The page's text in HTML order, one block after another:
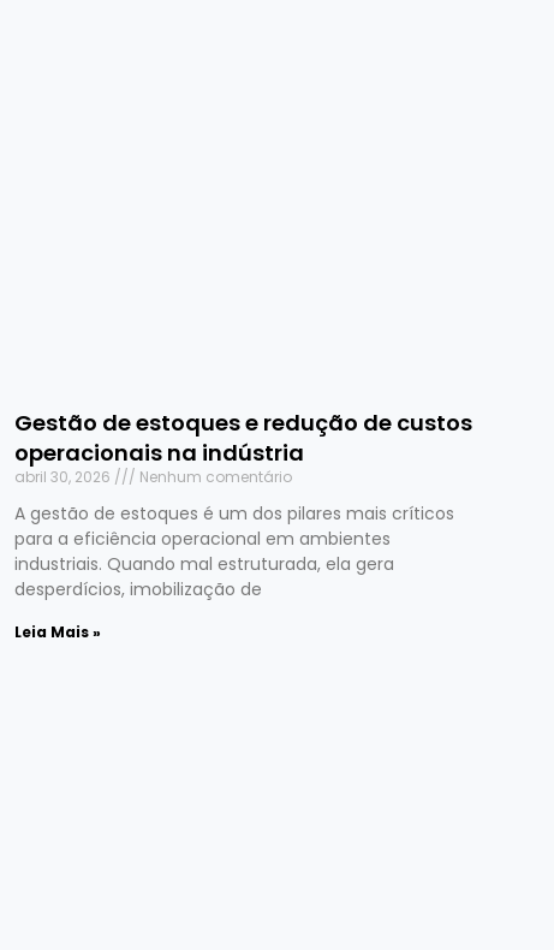
Gestão de estoques e redução de custos
operacionais na indústria
abril 30, 2026 Nenhum comentário
A gestão de estoques é um dos pilares mais críticos
para a eficiência operacional em ambientes
industriais. Quando mal estruturada, ela gera
desperdícios, imobilização de
Leia Mais »